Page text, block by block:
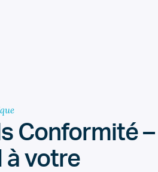
Conformité –
à votre